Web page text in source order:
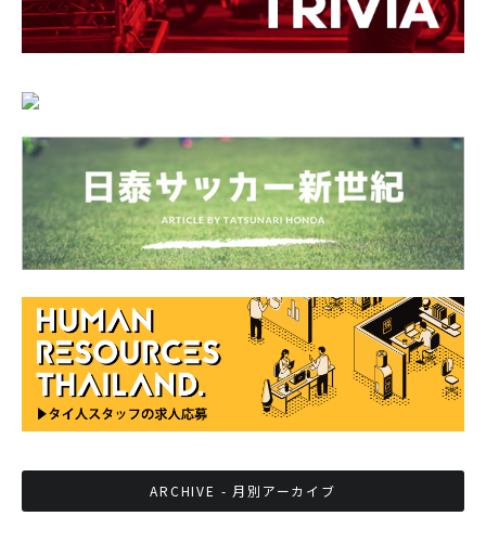
ARCHIVE - 月別アーカイブ